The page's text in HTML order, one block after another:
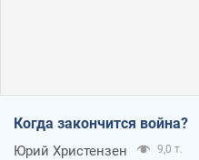
Когда закончится война?
Юрий Христензен 9,0 т.